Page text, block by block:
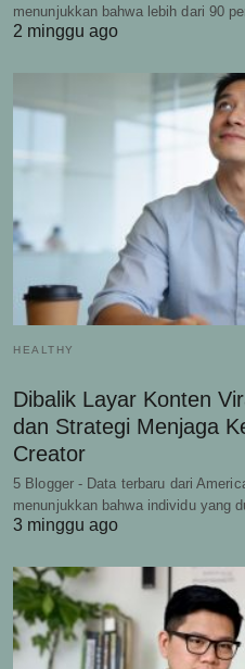
menunjukkan bahwa lebih dari 90
2 minggu ago
HEALTHY
Dibalik Layar Konten
dan Strategi Menjaga
Creator
5 Blogger - Data terbaru dari
menunjukkan bahwa individu yang
3 minggu ago